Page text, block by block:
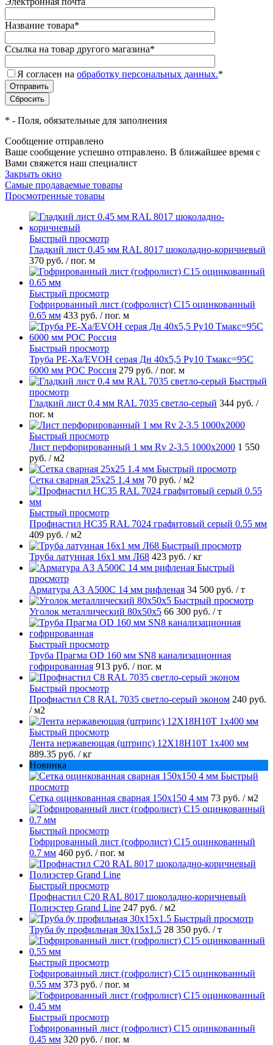
Название товара*
Ссылка на товар другого магазина*
Я согласен на обработку персональных данных.*
* - Поля, обязательные для заполнения
Сообщение отправлено
Ваше сообщение успешно отправлено. В ближайшее время с
Вами свяжется наш специалист
Закрыть окно
Самые продаваемые товары
Просмотренные товары
Быстрый просмотр
Гладкий лист 0.45 мм RAL 8017 шоколадно-коричневый
370 руб. / пог. м
Быстрый просмотр
Гофрированный лист (гофролист) С15 оцинкованный
0.65 мм 433 руб. / пог. м
Быстрый просмотр
Труба PE-Xa/EVOH серая Дн 40х5,5 Ру10 Тмакс=95C
6000 мм РОС Россия 279 руб. / пог. м
Быстрый
просмотр
Гладкий лист 0.4 мм RAL 7035 светло-серый 344 руб. /
пог. м
Быстрый просмотр
Лист перфорированный 1 мм Rv 2-3.5 1000х2000 1 550
руб. / м2
Быстрый просмотр
Сетка сварная 25х25 1.4 мм 70 руб. / м2
Быстрый просмотр
Профнастил НС35 RAL 7024 графитовый серый 0.55 мм
409 руб. / м2
Быстрый просмотр
Труба латунная 16х1 мм Л68 423 руб. / кг
Быстрый
просмотр
Арматура А3 А500С 14 мм рифленая 34 500 руб. / т
Быстрый просмотр
Уголок металлический 80х50х5 66 300 руб. / т
Быстрый просмотр
Труба Прагма OD 160 мм SN8 канализационная
гофрированная 913 руб. / пог. м
Быстрый просмотр
Профнастил С8 RAL 7035 светло-серый эконом 240 руб.
/ м2
Быстрый просмотр
Лента нержавеющая (штрипс) 12Х18Н10Т 1х400 мм
889.35 руб. / кг
Новинка
Быстрый
просмотр
Сетка оцинкованная сварная 150х150 4 мм 73 руб. / м2
Быстрый просмотр
Гофрированный лист (гофролист) С15 оцинкованный
0.7 мм 460 руб. / пог. м
Быстрый просмотр
Профнастил С20 RAL 8017 шоколадно-коричневый
Полиэстер Grand Line 247 руб. / м2
Быстрый просмотр
Труба бу профильная 30х15х1.5 28 350 руб. / т
Быстрый просмотр
Гофрированный лист (гофролист) С15 оцинкованный
0.55 мм 373 руб. / пог. м
Быстрый просмотр
Гофрированный лист (гофролист) С15 оцинкованный
0.45 мм 320 руб. / пог. м